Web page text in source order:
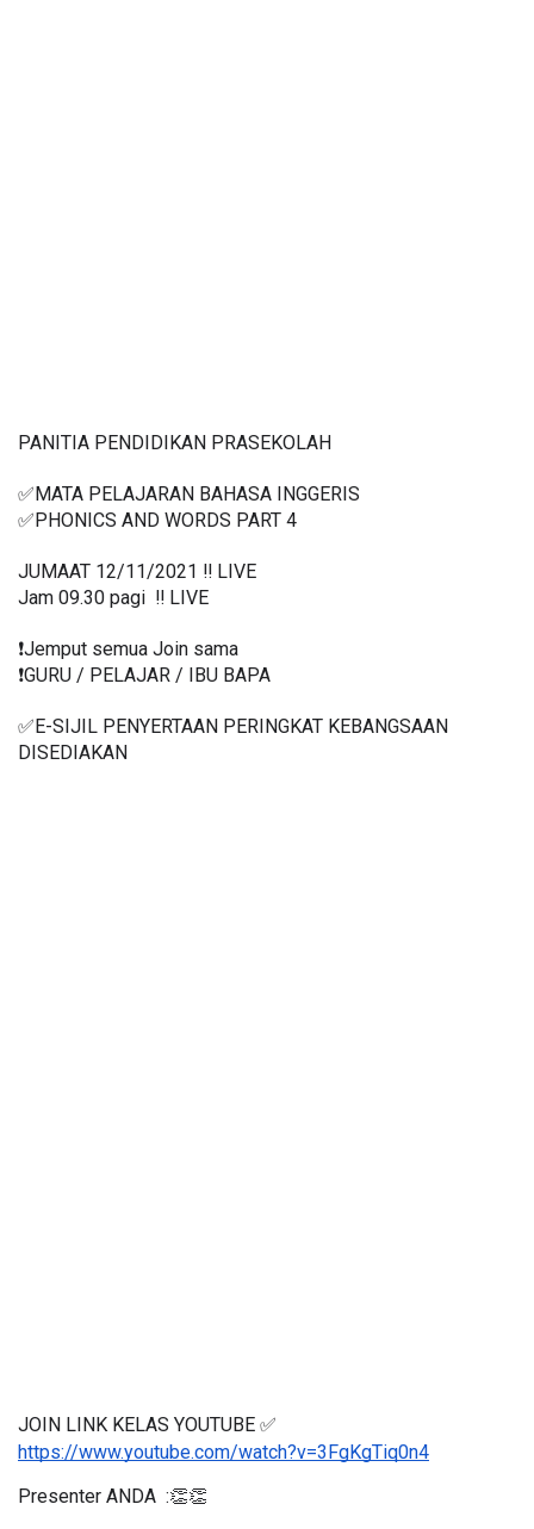
PANITIA PENDIDIKAN PRASEKOLAH
✅MATA PELAJARAN BAHASA INGGERIS
✅PHONICS AND WORDS PART 4
JUMAAT 12/11/2021 ‼️ LIVE
Jam 09.30 pagi  ‼️ LIVE
❗️Jemput semua Join sama
❗️GURU / PELAJAR / IBU BAPA
✅E-SIJIL PENYERTAAN PERINGKAT KEBANGSAAN
DISEDIAKAN
JOIN LINK KELAS YOUTUBE ✅
https://www.youtube.com/watch?v=3FgKgTiq0n4
Presenter ANDA  :👏👏